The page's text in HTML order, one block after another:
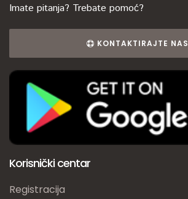
Imate pitanja? Trebate pomoć?
KONTAKTIRAJTE NAS
Korisnički centar
Registracija